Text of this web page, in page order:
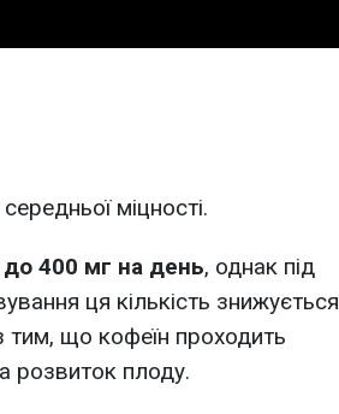
міцності.
до 400 мг на день, однак під
ця кількість знижується
тим, що кофеїн проходить
розвиток плоду.